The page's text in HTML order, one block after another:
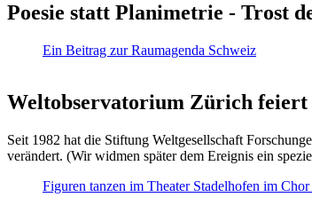
Poesie statt Planimetrie - Trost
Ein Beitrag zur Raumagenda Schweiz
Weltobservatorium Zürich feiert
Seit 1982 hat die Stiftung Weltgesellschaft
verändert. (Wir widmen später dem Ereignis ein
Figuren tanzen im Theater Stadelhofen im